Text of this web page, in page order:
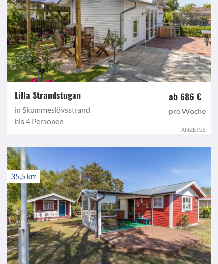
Lilla Strandstugan
in Skummeslövsstrand
bis 4 Personen
ab 686 €
pro Woche
ANZEIGE
35,5 km